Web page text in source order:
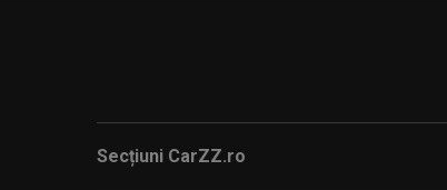
Secțiuni CarZZ.ro